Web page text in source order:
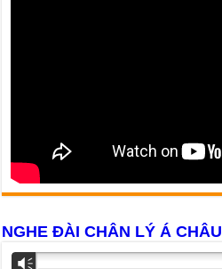
NGHE ĐÀI CHÂN LÝ Á CHÂU
Trình
Vm